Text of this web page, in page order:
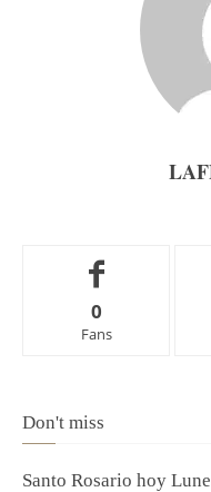
0
Fans
Don't miss
Santo Rosario hoy